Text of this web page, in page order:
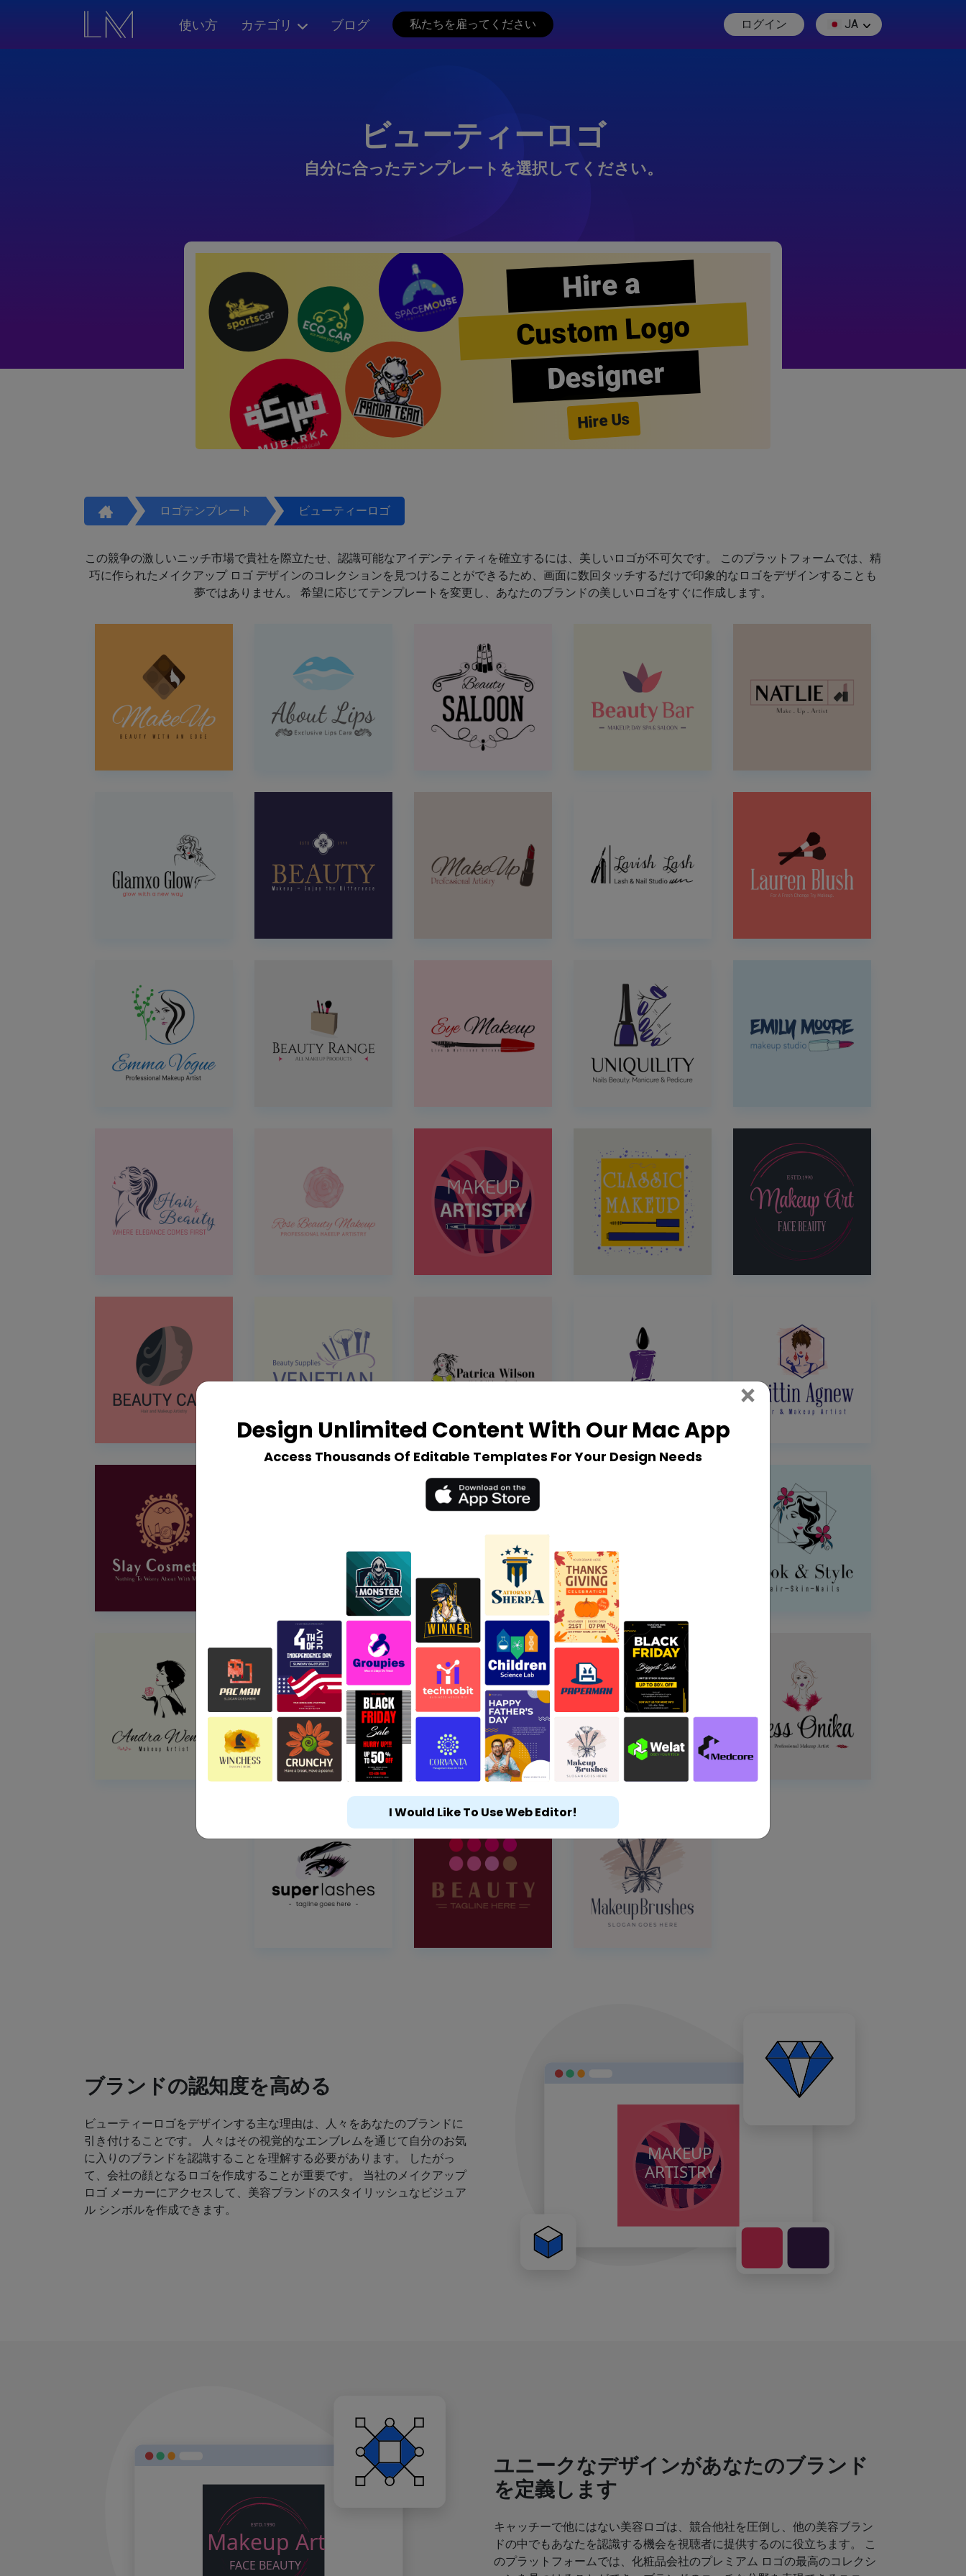
使い方 カテゴリ ブログ 私たちを雇ってください ログイン JA
ビューティーロゴ
自分に合ったテンプレートを選択してください。
Hire a
Custom Logo
Designer
Hire Us
ロゴテンプレート ビューティーロゴ
この競争の激しいニッチ市場で貴社を際立たせ、認識可能なアイデンティティを確立するには、美しいロゴが不可欠です。 このプラットフォームでは、精
巧に作られたメイクアップ ロゴ デザインのコレクションを見つけることができるため、画面に数回タッチするだけで印象的なロゴをデザインすることも
夢ではありません。 希望に応じてテンプレートを変更し、あなたのブランドの美しいロゴをすぐに作成します。
ブランドの認知度を高める
ビューティーロゴをデザインする主な理由は、人々をあなたのブランドに
引き付けることです。 人々はその視覚的なエンブレムを通じて自分のお気
に入りのブランドを認識することを理解する必要があります。 したがっ
て、会社の顔となるロゴを作成することが重要です。 当社のメイクアップ
ロゴ メーカーにアクセスして、美容ブランドのスタイリッシュなビジュア
ル シンボルを作成できます。
ユニークなデザインがあなたのブランド
を定義します
キャッチーで他にはない美容ロゴは、競合他社を圧倒し、他の美容ブラン
ドの中でもあなたを認識する機会を視聴者に提供するのに役立ちます。 こ
のプラットフォームでは、化粧品会社のプレミアム ロゴの最高のコレクシ
Design Unlimited Content With Our Mac App
Access Thousands Of Editable Templates For Your Design Needs
× Close
I Would Like To Use Web Editor!